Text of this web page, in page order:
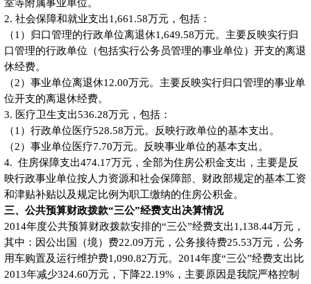
室等附属事业单位。
2. 社会保障和就业支出1,661.58万元，包括：
（1）归口管理的行政单位离退休1,649.58万元。主要反映实行归
口管理的行政单位（包括实行公务员管理的事业单位）开支的离退
休经费。
（2）事业单位离退休12.00万元。主要反映实行归口管理的事业单
位开支的离退休经费。
3. 医疗卫生支出536.28万元，包括：
（1）行政单位医疗528.58万元。反映行政单位的基本支出。
（2）事业单位医疗7.70万元。反映事业单位的基本支出。
4. 住房保障支出474.17万元，全部为住房公积金支出，主要是反
映行政事业单位按人力资源和社会保障部、财政部规定的基本工资
和津贴补贴以及规定比例为职工缴纳的住房公积金。
三、公共预算财政拨款“三公”经费支出决算情况
2014年度公共预算财政拨款安排的“三公”经费支出1,138.44万元，
其中：因公出国（境）费22.09万元，公务接待费25.53万元，公务
用车购置及运行维护费1,090.82万元。2014年度“三公”经费支出比
2013年减少324.60万元，下降22.19%，主要原因是我院严格控制